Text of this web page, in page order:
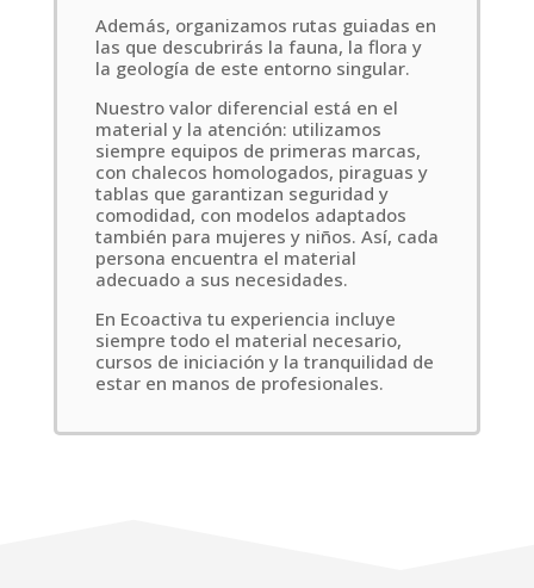
Además, organizamos rutas guiadas en
las que descubrirás la fauna, la flora y
la geología de este entorno singular.
Nuestro valor diferencial está en el
material y la atención: utilizamos
siempre equipos de primeras marcas,
con chalecos homologados, piraguas y
tablas que garantizan seguridad y
comodidad, con modelos adaptados
también para mujeres y niños. Así, cada
persona encuentra el material
adecuado a sus necesidades.
En Ecoactiva tu experiencia incluye
siempre todo el material necesario,
cursos de iniciación y la tranquilidad de
estar en manos de profesionales.